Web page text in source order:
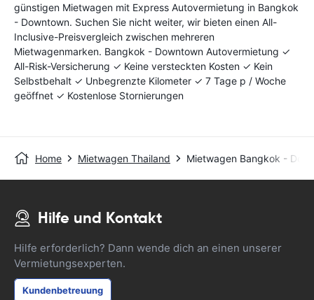
günstigen Mietwagen mit Express Autovermietung in Bangkok
- Downtown. Suchen Sie nicht weiter, wir bieten einen All-
Inclusive-Preisvergleich zwischen mehreren
Mietwagenmarken. Bangkok - Downtown Autovermietung ✓
All-Risk-Versicherung ✓ Keine versteckten Kosten ✓ Kein
Selbstbehalt ✓ Unbegrenzte Kilometer ✓ 7 Tage p / Woche
geöffnet ✓ Kostenlose Stornierungen
Home Mietwagen Thailand Mietwagen Bangkok -
Hilfe und Kontakt
Hilfe erforderlich? Dann wende dich an einen unserer
Vermietungsexperten.
Kundenbetreuung